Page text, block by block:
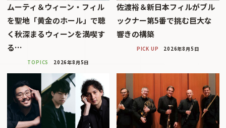
ムーティ＆ウィーン・フィル
を聖地「黄金のホール」で聴
く秋深まるウィーンを満喫す
る…
TOPICS 2026年8月5日
佐渡裕＆新日本フィルがブル
ックナー第5番で挑む巨大な
響きの構築
PICK UP 2026年8月5日